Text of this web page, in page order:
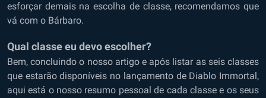
esforçar demais na escolha de classe, recomendamos que
vá com o Bárbaro.
Qual classe eu devo escolher?
Bem, concluindo o nosso artigo e após listar as seis classes
que estarão disponíveis no lançamento de Diablo Immortal,
aqui está o nosso resumo pessoal de cada classe e os seus